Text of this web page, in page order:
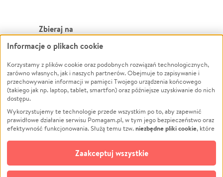
Zbieraj na
Leczenie
Zwierzęta
Pożar
Ukraina
Pomoc Finansowa
Projekty
Pogrzeb
Społeczność lokalna
Kultura
Powódź
Wichura
NGO
Edukacja
Podróż
Impreza
Ochrona środowiska
Biznes
Informacje o plikach cookie
Korzystamy z plików cookie oraz podobnych rozwiązań technologicznych,
zarówno własnych, jak i naszych partnerów. Obejmuje to zapisywanie i
przechowywanie informacji w pamięci Twojego urządzenia końcowego
(takiego jak np. laptop, tablet, smartfon) oraz późniejsze uzyskiwanie do nich
dostępu.
Wykorzystujemy te technologie przede wszystkim po to, aby zapewnić
prawidłowe działanie serwisu Pomagam.pl, w tym jego bezpieczeństwo oraz
efektywność funkcjonowania. Służą temu tzw.niezbędne pliki cookie, które
opcjonalnych plików cookie
technologii do celów analitycznych i retargetingowych. Możesz wyrazić
zgodę na ich stosowanie lub jej odmówić. W dowolnym momencie masz
Zaakceptuj wszystkie